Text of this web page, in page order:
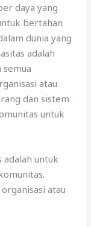
daya yang
bertahan
dunia yang
adalah
atau
dan sistem
untuk
adalah untuk
atau